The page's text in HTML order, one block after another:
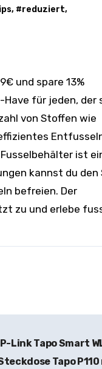
, #reduziert,
Have für jeden, der
von Stoffen wie
ist
kannst du den
befreien. Der
zu und erlebe
Link Tapo Smart
Tapo